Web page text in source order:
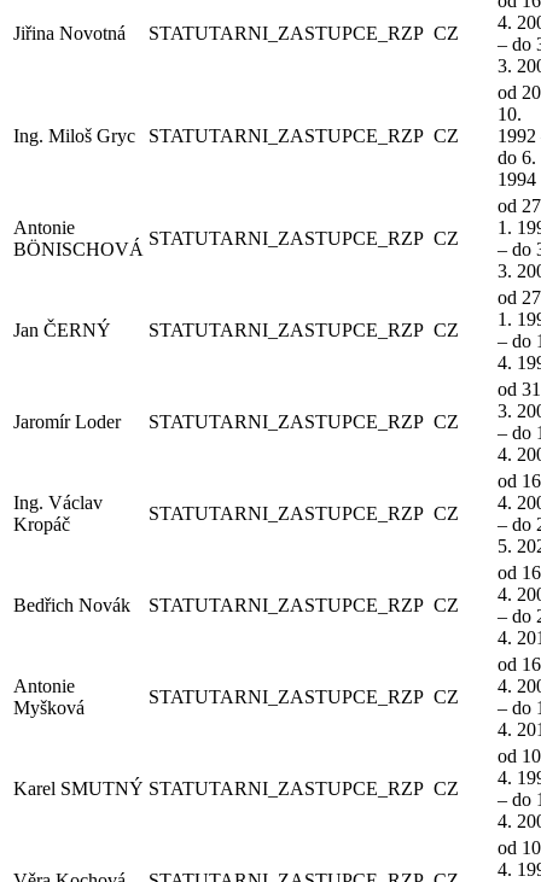
Jiřina Novotná STATUTARNI_ZASTUPCE_RZP CZ
4.
– do
3.
Ing. Miloš Gryc STATUTARNI_ZASTUPCE_RZP CZ
od
10.
1992
do 6.
1994
Antonie
BÖNISCHOVÁ
STATUTARNI_ZASTUPCE_RZP CZ
od
1.
– do
3.
Jan ČERNÝ STATUTARNI_ZASTUPCE_RZP CZ
od
1.
– do
4.
Jaromír Loder STATUTARNI_ZASTUPCE_RZP CZ
od
3.
– do
4.
Ing. Václav
Kropáč
STATUTARNI_ZASTUPCE_RZP CZ
od
4.
– do
5.
Bedřich Novák STATUTARNI_ZASTUPCE_RZP CZ
od
4.
– do
4.
Antonie
Myšková
STATUTARNI_ZASTUPCE_RZP CZ
od
4.
– do
4.
Karel SMUTNÝ STATUTARNI_ZASTUPCE_RZP CZ
od
4.
– do
4.
od
4.